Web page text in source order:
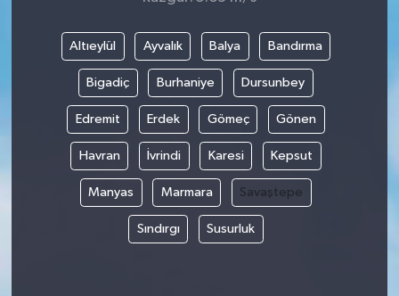
Altıeylül Ayvalık Balya Bandırma
Bigadiç Burhaniye Dursunbey
Edremit Erdek Gömeç Gönen
Havran İvrindi Karesi Kepsut
Manyas Marmara Savaştepe
Sındırgı Susurluk